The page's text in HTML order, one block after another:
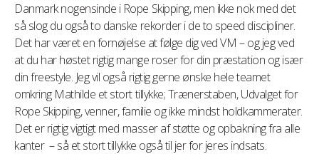
Danmark nogensinde i Rope Skipping, men ikke nok med det
så slog du også to danske rekorder i de to speed discipliner.
Det har været en fornøjelse at følge dig ved VM – og jeg ved
at du har høstet rigtig mange roser for din præstation og især
din freestyle. Jeg vil også rigtig gerne ønske hele teamet
omkring Mathilde et stort tillykke; Trænerstaben, Udvalget for
Rope Skipping, venner, familie og ikke mindst holdkammerater.
Det er rigtig vigtigt med masser af støtte og opbakning fra alle
kanter – så et stort tillykke også til jer for jeres indsats.